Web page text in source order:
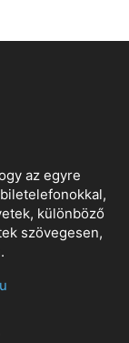
az egyre
különböző
szövegesen,